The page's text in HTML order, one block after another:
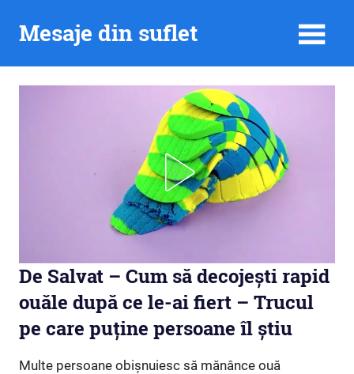
Mesaje din suflet
De Salvat – Cum să decojești rapid
ouăle după ce le-ai fiert – Trucul
pe care puține persoane îl știu
Multe persoane obișnuiesc să mănânce ouă